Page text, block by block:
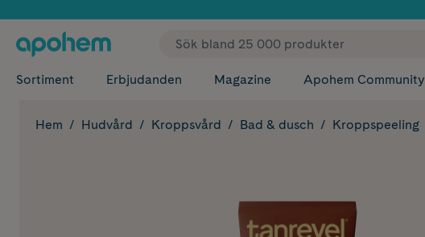
✓ Fri frakt
Sortiment Erbjudanden Magazine Apohem Community
Hem Hudvård Kroppsvård Bad & dusch Kroppspeeling